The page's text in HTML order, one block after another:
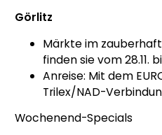
Görlitz
Märkte im
finden sie vom 28.11.
Anreise: Mit dem
Trilex/NAD-
Wochenend-Specials